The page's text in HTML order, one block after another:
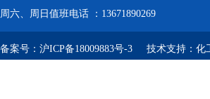
周六、周日值班电话 ：13671890269
备案号： 沪ICP备18009883号-3 技术支持： 化